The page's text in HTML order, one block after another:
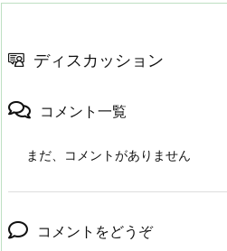
ディスカッション
コメント一覧
まだ、コメントがありません
コメントをどうぞ